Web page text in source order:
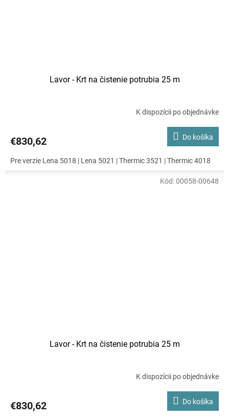
Lavor - Krt na čistenie potrubia 25 m
K dispozícii po objednávke
€830,62 Do košíka
Pre verzie Lena 5018 | Lena 5021 | Thermic 3521 | Thermic 4018
Lavor - Krt na čistenie potrubia 25 m
K dispozícii po objednávke
€830,62 Do košíka
Kód:00058-00648